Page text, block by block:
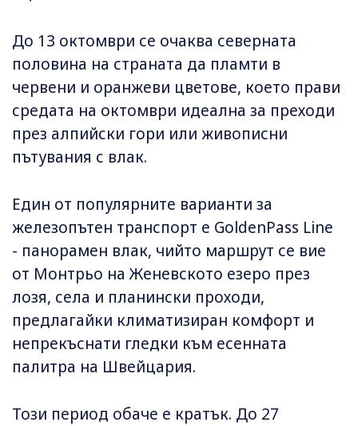
До 13 октомври се очаква северната
половина на страната да пламти в
червени и оранжеви цветове, което прави
средата на октомври идеална за преходи
през алпийски гори или живописни
пътувания с влак.
Един от популярните варианти за
железопътен транспорт е GoldenPass Line
- панорамен влак, чийто маршрут се вие ​​
от Монтрьо на Женевското езеро през
лозя, села и планински проходи,
предлагайки климатизиран комфорт и
непрекъснати гледки към есенната
палитра на Швейцария.
Този период обаче е кратък. До 27